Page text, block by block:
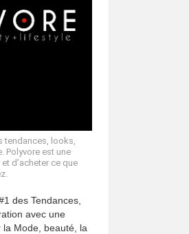
tendances, looks,
Polyvore est une
d’acheter ce que
des Tendances,
avec une
Mode, beauté, la